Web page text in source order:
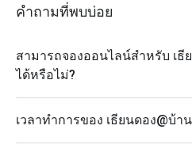
คำถามที่พบบ่อย
สามารถจองออนไลน์สำหรับ เธี
ได้หรือไม่?
เวลาทำการของ เธียนดอง@บ้า